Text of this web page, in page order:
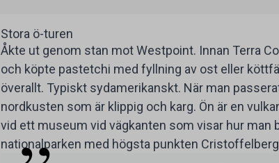
Stora ö-turen
Åkte ut genom stan mot Westpoint. Innan Terra
och köpte pastetchi med fyllning av ost eller
överallt. Typiskt sydamerikanskt. När man
nordkusten som är klippig och karg. Ön är en
vid ett museum vid vägkanten som visar hur man
nationalparken med högsta punkten